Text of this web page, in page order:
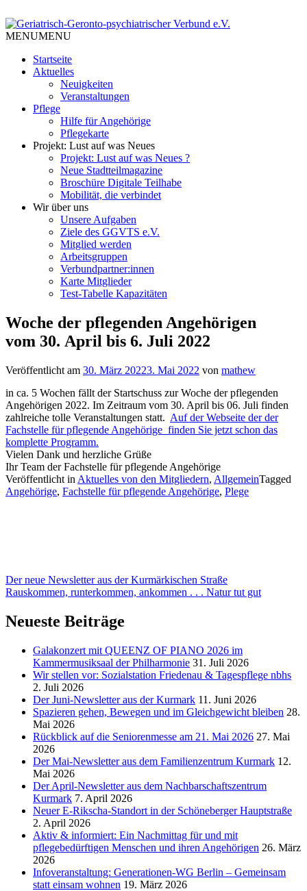
to
content
Geriatrisch-Geronto-
psychiatrischer Verbund e.V.
Tempelhof Schöneberg
MENUMENU
Startseite
Aktuelles
Neuigkeiten
Veranstaltungen
Pflege
Hilfe für Angehörige
Pflegekarte
Projekt: Lust auf was Neues
Projekt: Lust auf was Neues ?
Neue Stadtteilmagazine
Broschüre Digitale Teilhabe
Mobilität, die verbindet
Wir über uns
Unsere Aufgaben
Ziele des GGVTS e.V.
Mitglied werden
Arbeitsgruppen
Verbundpartner:innen
Karte Mitglieder
Test-Tabelle Kapazitäten
Woche der pflegenden Angehörigen
vom 30. April bis 6. Juli 2022
Veröffentlicht am 30. März 20223. Mai 2022 von mathew
in ca. 5 Wochen fällt der Startschuss zur Woche der pflegenden
Angehörigen 2022. Im Zeitraum vom 30. April bis 06. Juli finden
zahlreiche tolle Veranstaltungen statt. Auf der Webseite der der
Fachstelle für pflegende Angehörige finden Sie jetzt schon das
komplette Programm.
Vielen Dank und herzliche Grüße
Ihr Team der Fachstelle für pflegende Angehörige
Veröffentlicht in Aktuelles von den Mitgliedern, AllgemeinTagged
Angehörige, Fachstelle für pflegende Angehörige, Plege
Beitragsnavigation
Der neue Newsletter aus der Kurmärkischen Straße
Rauskommen, runterkommen, ankommen . . . Natur tut gut
Neueste Beiträge
Galakonzert mit QUEENZ OF PIANO 2026 im
Kammermusiksaal der Philharmonie 31. Juli 2026
Wir stellen vor: Sozialstation Friedenau & Tagespflege nbhs
2. Juli 2026
Der Juni-Newsletter aus der Kurmark 11. Juni 2026
Spazieren gehen, Bewegen und im Gleichgewicht bleiben 28.
Mai 2026
Rückblick auf die Seniorenmesse am 21. Mai 2026 27. Mai
2026
Der Mai-Newsletter aus dem Familienzentrum Kurmark 12.
Mai 2026
Der April-Newsletter aus dem Nachbarschaftszentrum
Kurmark 7. April 2026
Neuer E-Rikscha-Standort in der Schöneberger Hauptstraße
2. April 2026
Aktiv & informiert: Ein Nachmittag für und mit
pflegebedürftigen Menschen und ihren Angehörigen 26. März
2026
Infoveranstaltung: Generationen-WG Berlin – Gemeinsam
statt einsam wohnen 19. März 2026